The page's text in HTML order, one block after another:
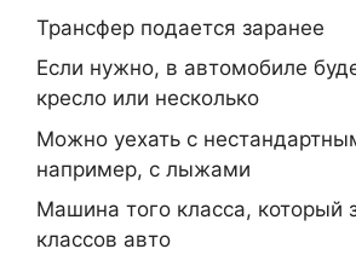
Трансфер подается заранее
Если нужно, в автомобиле
кресло или несколько
Можно уехать с
например, с лыжами
Машина того класса, который
классов авто